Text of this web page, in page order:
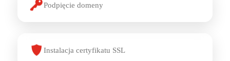
Podpięcie domeny
Instalacja certyfikatu SSL